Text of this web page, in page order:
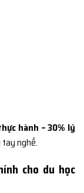
hành – 30% lý
tay nghề.
cho du học